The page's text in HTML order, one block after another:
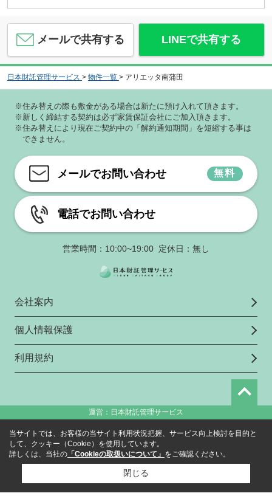
メールで共有する LINEで共有する
日本財託管理サービス > 物件一覧 > アリエッタ南蒲田
※住み替えの際も敷金がある場合は新たに預け入れて頂きます。
※新しく締結する契約は必ず家賃保証会社にご加入頂きます。
※住み替えにより現在ご契約中の「解約通知期間」を短縮する事は
できません。
メールでお問い合わせ 無料
電話でお問い合わせ
営業時間：10:00~19:00 定休日：無し
会社案内
個人情報保護
利用規約
運営：日本財託管理サービス
当サイトでは、お客様の当サイト利用状況把握、サービス向上検討を目的と
して、クッキー（Cookie）を使用しています。
詳しくは、当社の 「Cookieの取扱いについて」 をご確認ください。
閉じる